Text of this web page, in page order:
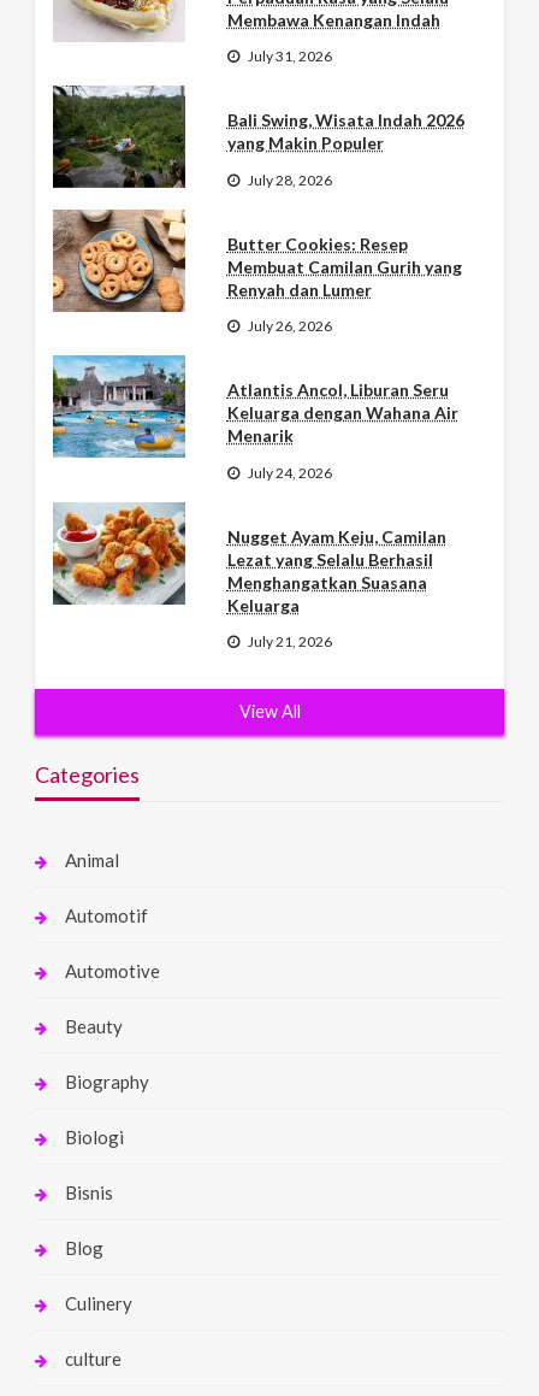
Membawa Kenangan Indah
July 31, 2026
Bali Swing, Wisata Indah 2026
yang Makin Populer
July 28, 2026
Butter Cookies: Resep
Membuat Camilan Gurih yang
Renyah dan Lumer
July 26, 2026
Atlantis Ancol, Liburan Seru
Keluarga dengan Wahana Air
Menarik
July 24, 2026
Nugget Ayam Keju, Camilan
Lezat yang Selalu Berhasil
Menghangatkan Suasana
Keluarga
July 21, 2026
View All
Categories
Animal
Automotif
Automotive
Beauty
Biography
Biologi
Bisnis
Blog
Culinery
culture